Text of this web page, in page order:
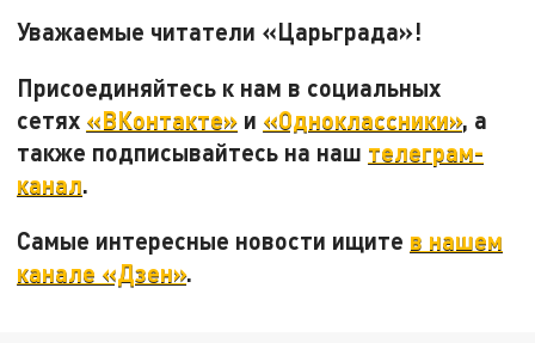
Уважаемые читатели «Царьграда»!
Присоединяйтесь к нам в социальных
сетях «ВКонтакте» и «Одноклассники», а
также подписывайтесь на наш телеграм-
канал.
Самые интересные новости ищите в нашем
канале «Дзен».